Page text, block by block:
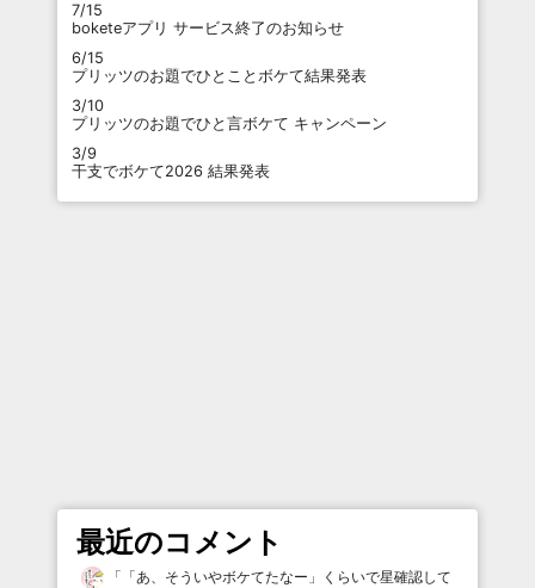
7/15
boketeアプリ サービス終了のお知らせ
6/15
プリッツのお題でひとことボケて結果発表
3/10
プリッツのお題でひと言ボケて キャンペーン
3/9
干支でボケて2026 結果発表
最近のコメント
「 「あ、そういやボケてたなー」くらいで星確認して